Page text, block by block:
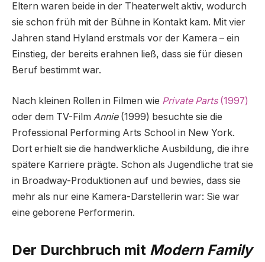
Eltern waren beide in der Theaterwelt aktiv, wodurch
sie schon früh mit der Bühne in Kontakt kam. Mit vier
Jahren stand Hyland erstmals vor der Kamera – ein
Einstieg, der bereits erahnen ließ, dass sie für diesen
Beruf bestimmt war.
Nach kleinen Rollen in Filmen wie Private Parts(1997)
oder dem TV-Film Annie(1999) besuchte sie die
Professional Performing Arts School in New York.
Dort erhielt sie die handwerkliche Ausbildung, die ihre
spätere Karriere prägte. Schon als Jugendliche trat sie
in Broadway-Produktionen auf und bewies, dass sie
mehr als nur eine Kamera-Darstellerin war: Sie war
eine geborene Performerin.
Der Durchbruch mit Modern Family